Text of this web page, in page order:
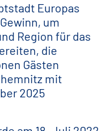
Europas
um
Region für das
die
Gästen
mit
2025